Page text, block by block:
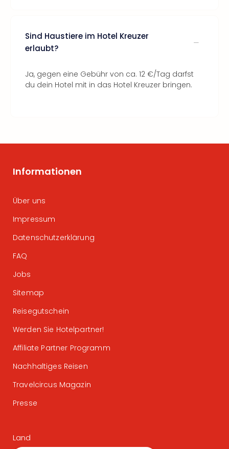
Sind Haustiere im Hotel Kreuzer
erlaubt?
Ja, gegen eine Gebühr von ca. 12 €/Tag darfst
du dein Hotel mit in das Hotel Kreuzer bringen.
Informationen
Über uns
Impressum
Datenschutzerklärung
FAQ
Jobs
Sitemap
Reisegutschein
Werden Sie Hotelpartner!
Affiliate Partner Programm
Nachhaltiges Reisen
Travelcircus Magazin
Presse
Land